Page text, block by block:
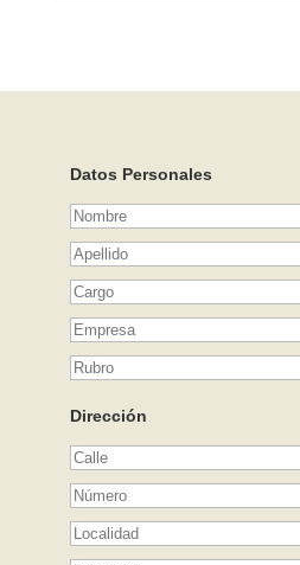
Datos Personales
Dirección